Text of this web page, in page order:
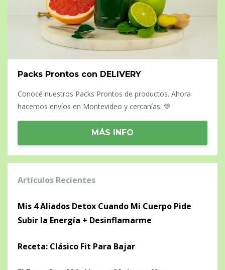
Packs Prontos con DELIVERY
Conocé nuestros Packs Prontos de productos. Ahora
hacemos envíos en Montevideo y cercanías. 💚
MÁS INFO
Artículos Recientes
Mis 4 Aliados Detox Cuando Mi Cuerpo Pide
Subir la Energía + Desinflamarme
Receta: Clásico Fit Para Bajar